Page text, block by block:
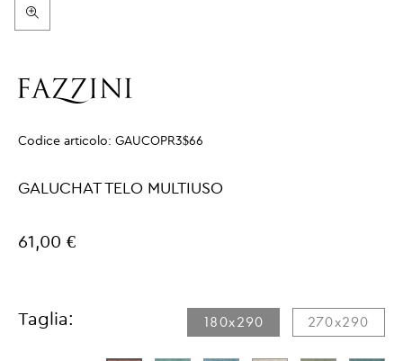
Codice articolo: GAUCOPR3$66
GALUCHAT TELO MULTIUSO
61,00 €
Taglia: 180x290 270x290